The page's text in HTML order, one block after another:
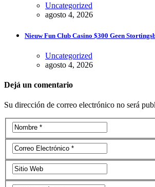
Uncategorized
agosto 4, 2026
Nieuw Fun Club Casino $300 Geen
Uncategorized
agosto 4, 2026
Dejá un comentario
Su dirección de correo electrónico no será